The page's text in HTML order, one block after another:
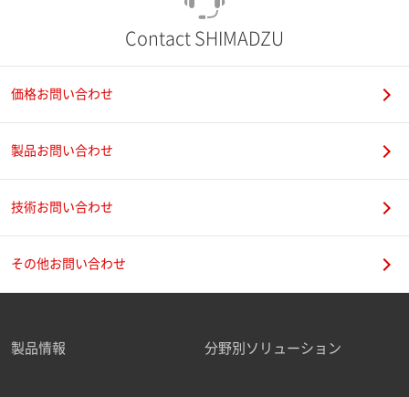
ご勤務先
Contact SHIMADZU
価格お問い合わせ
製品お問い合わせ
技術お問い合わせ
その他お問い合わせ
製品情報 分野別ソリューション